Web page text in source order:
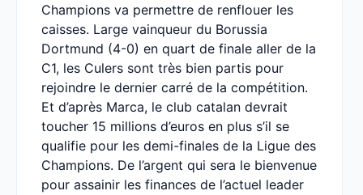
Champions va permettre de renflouer les
caisses. Large vainqueur du Borussia
Dortmund (4-0) en quart de finale aller de la
C1, les Culers sont très bien partis pour
rejoindre le dernier carré de la compétition.
Et d’après Marca, le club catalan devrait
toucher 15 millions d’euros en plus s’il se
qualifie pour les demi-finales de la Ligue des
Champions. De l’argent qui sera le bienvenue
pour assainir les finances de l’actuel leader